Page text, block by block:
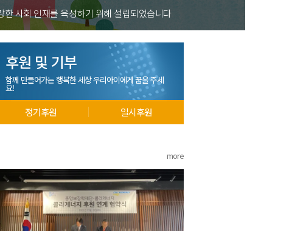
사회 인재를 육성하기 위해 설립되었습니다
후원 및 기부
함께 만들어가는 행복한 세상 우리아이에게 꿈을 주세
요!
정기후원 일시후원
more